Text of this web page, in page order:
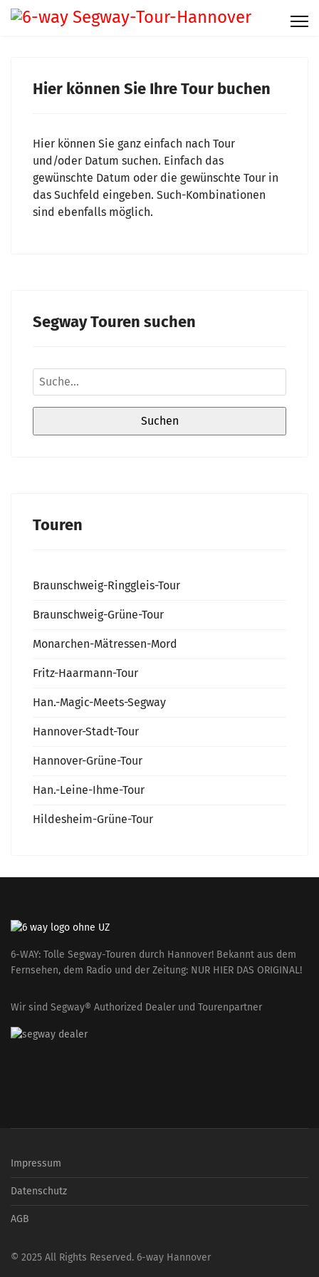
Hier können Sie Ihre Tour buchen
Hier können Sie ganz einfach nach Tour
und/oder Datum suchen. Einfach das
gewünschte Datum oder die gewünschte Tour in
das Suchfeld eingeben. Such-Kombinationen
sind ebenfalls möglich.
Segway Touren suchen
Touren
Braunschweig-Ringgleis-Tour
Braunschweig-Grüne-Tour
Monarchen-Mätressen-Mord
Fritz-Haarmann-Tour
Han.-Magic-Meets-Segway
Hannover-Stadt-Tour
Hannover-Grüne-Tour
Han.-Leine-Ihme-Tour
Hildesheim-Grüne-Tour
6-WAY: Tolle Segway-Touren durch Hannover! Bekannt aus dem
Fernsehen, dem Radio und der Zeitung: NUR HIER DAS ORIGINAL!
Wir sind Segway® Authorized Dealer und Tourenpartner
Impressum
Datenschutz
AGB
© 2025 All Rights Reserved. 6-way Hannover